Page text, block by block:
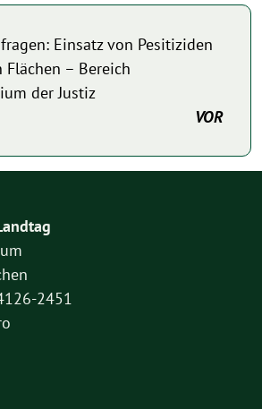
Einsatz von Pesitiziden
– Bereich
der Justiz
VOR
2451